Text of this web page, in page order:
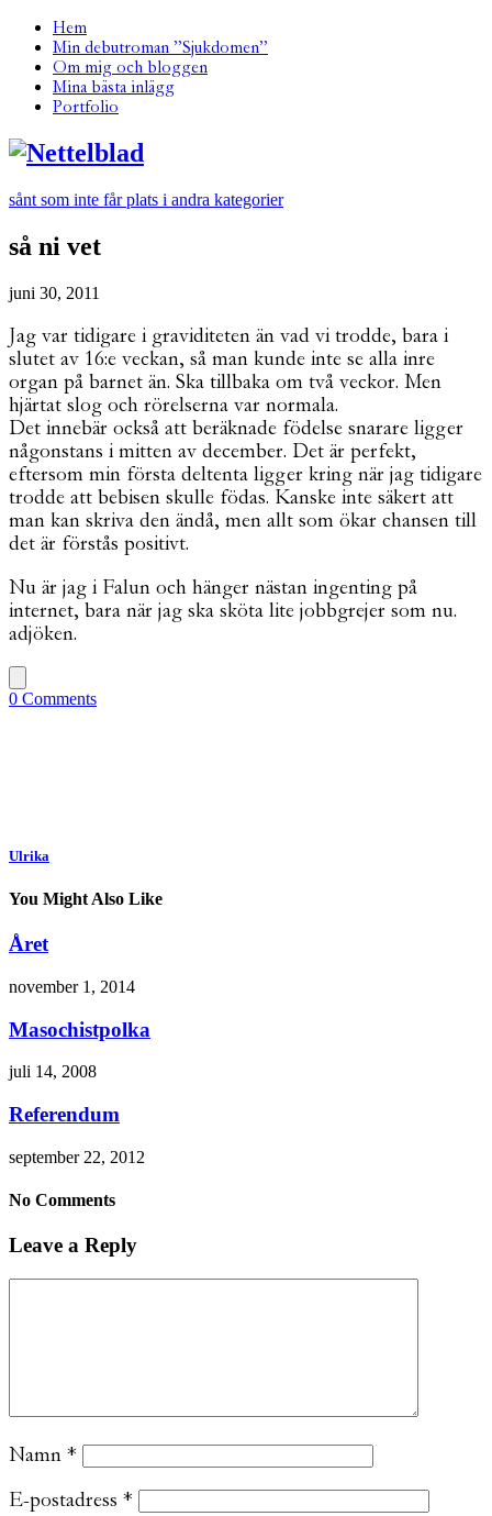
Hem
Min debutroman ”Sjukdomen”
Om mig och bloggen
Mina bästa inlägg
Portfolio
sånt som inte får plats i andra kategorier
så ni vet
juni 30, 2011
Jag var tidigare i graviditeten än vad vi trodde, bara i
slutet av 16:e veckan, så man kunde inte se alla inre
organ på barnet än. Ska tillbaka om två veckor. Men
hjärtat slog och rörelserna var normala.
Det innebär också att beräknade födelse snarare ligger
någonstans i mitten av december. Det är perfekt,
eftersom min första deltenta ligger kring när jag tidigare
trodde att bebisen skulle födas. Kanske inte säkert att
man kan skriva den ändå, men allt som ökar chansen till
det är förstås positivt.
Nu är jag i Falun och hänger nästan ingenting på
internet, bara när jag ska sköta lite jobbgrejer som nu.
adjöken.
0 Comments
Ulrika
You Might Also Like
Året
november 1, 2014
Masochistpolka
juli 14, 2008
Referendum
september 22, 2012
No Comments
Leave a Reply
Namn *
E-postadress *